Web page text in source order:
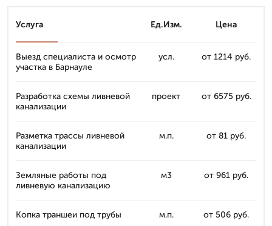
Услуга Ед.Изм. Цена
Выезд специалиста и осмотр
участка в Барнауле
усл. от 1214 руб.
Разработка схемы ливневой
канализации
проект от 6575 руб.
Разметка трассы ливневой
канализации
м.п. от 81 руб.
Земляные работы под
ливневую канализацию
м3 от 961 руб.
Копка траншеи под трубы м.п. от 506 руб.